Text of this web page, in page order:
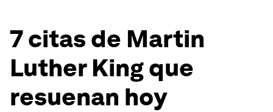
7 citas de Martin
Luther King que
resuenan hoy